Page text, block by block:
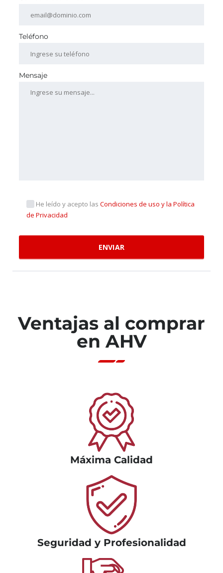
Teléfono
Mensaje
He leído y acepto las Condiciones de uso y la Política
de Privacidad
Ventajas al comprar
en AHV
Máxima Calidad
Seguridad y Profesionalidad